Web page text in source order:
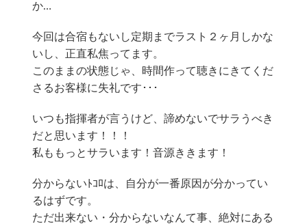
か…
今回は合宿もないし定期までラスト２ヶ月しかな
いし、正直私焦ってます。
このままの状態じゃ、時間作って聴きにきてくだ
さるお客様に失礼です･･･
いつも指揮者が言うけど、諦めないでサラうべき
だと思います！！！
私ももっとサラいます！音源ききます！
分からないﾄｺﾛは、自分が一番原因が分かってい
るはずです。
ただ出来ない・分からないなんて事、絶対にある